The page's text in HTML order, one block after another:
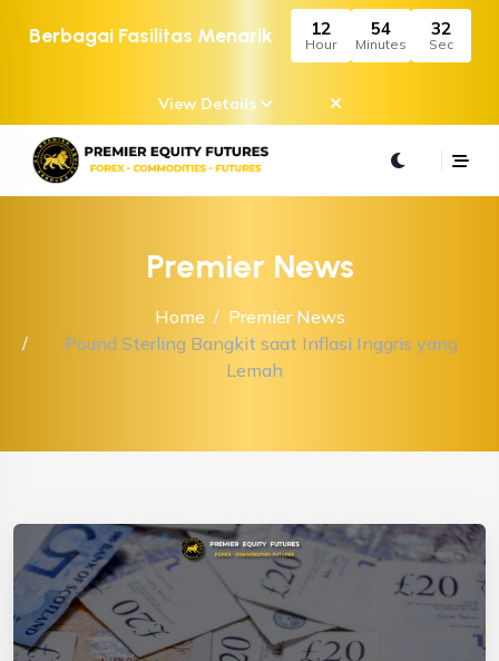
Berbagai Fasilitas Menarik 12
Hour
54
Minutes
32
Sec
View Details
Premier News
Home
Premier News
Pound Sterling Bangkit saat Inflasi Inggris yang
Lemah